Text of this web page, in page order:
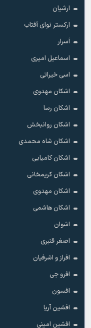
ارشیان
ارکستر نوای آفتاب
اَسرار
اسماعیل امیری
اسی خیراتی
اشکان مهدوى
اشکان رسا
اشکان روانبخش
اشکان شاه محمدی
اشکان کامیابی
اشکان کریمخانی
اشکان مهدوی
اشکان هاشمی
اشوان
اصغر قنبری
افراز و اشرفیان
افرو جی
افسون
افشین آریا
افشین امینی